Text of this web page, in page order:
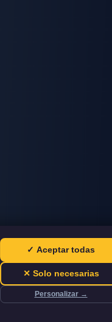
✓ Aceptar todas
✕ Solo necesarias
Personalizar →